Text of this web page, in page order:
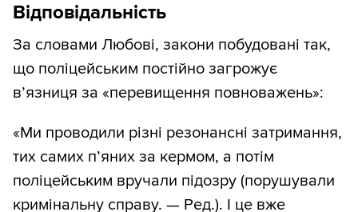
Відповідальність
За словами Любові, закони побудовані так,
що поліцейським постійно загрожує
в’язниця за «перевищення повноважень»:
«Ми проводили різні резонансні затримання,
тих самих п’яних за кермом, а потім
поліцейським вручали підозру (порушували
кримінальну справу. — Ред.). І це вже